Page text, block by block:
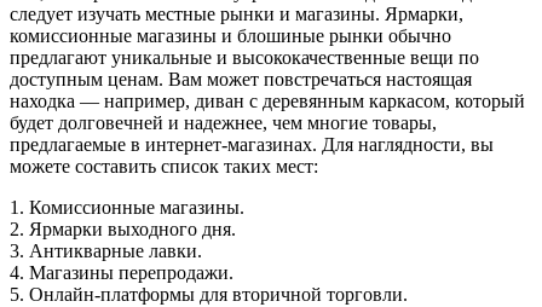
следует изучать местные рынки и магазины. Ярмарки,
комиссионные магазины и блошиные рынки обычно
предлагают уникальные и высококачественные вещи по
доступным ценам. Вам может повстречаться настоящая
находка — например, диван с деревянным каркасом, который
будет долговечней и надежнее, чем многие товары,
предлагаемые в интернет-магазинах. Для наглядности, вы
можете составить список таких мест:
1. Комиссионные магазины.
2. Ярмарки выходного дня.
3. Антикварные лавки.
4. Магазины перепродажи.
5. Онлайн-платформы для вторичной торговли.